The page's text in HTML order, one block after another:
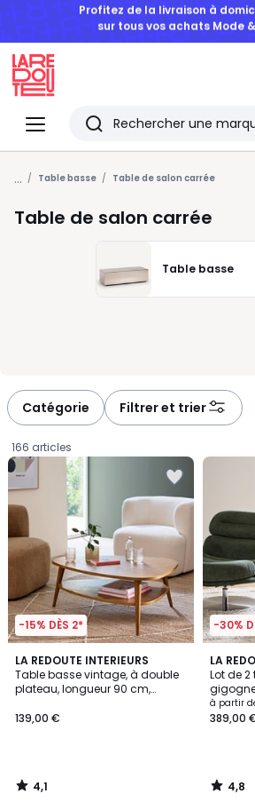
BONS PLANS | Jusqu'à -50%
Menu
Redoute
Rechercher
Les
derniers
articles
consultés
... Table basse Table de salon carrée
Table de salon carrée
Table basse
Catégorie Filtrer et trier
166 articles
-15% DÈS 2*
LA REDOUTE INTERIEURS
Table basse vintage, à double
plateau, longueur 90 cm,
€.
139,00 €
4,1
/ 5
4,1
/
-30%
LA
Lot de
à partir
389,00
4,8
/ 5
2
4,8
/